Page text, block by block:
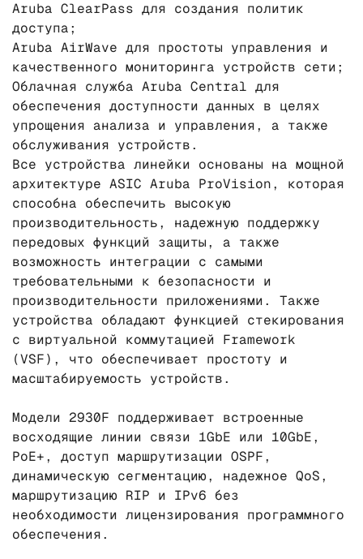
Aruba ClearPass для создания политик
доступа;
Aruba AirWave для простоты управления и
качественного мониторинга устройств сети;
Облачная служба Aruba Central для
обеспечения доступности данных в целях
упрощения анализа и управления, а также
обслуживания устройств.
Все устройства линейки основаны на мощной
архитектуре ASIC Aruba ProVision, которая
способна обеспечить высокую
производительность, надежную поддержку
передовых функций защиты, а также
возможность интеграции с самыми
требовательными к безопасности и
производительности приложениями. Также
устройства обладают функцией стекирования
с виртуальной коммутацией Framework
(VSF), что обеспечивает простоту и
масштабируемость устройств.
Модели 2930F поддерживает встроенные
восходящие линии связи 1GbE или 10GbE,
PoE+, доступ маршрутизации OSPF,
динамическую сегментацию, надежное QoS,
маршрутизацию RIP и IPv6 без
необходимости лицензирования программного
обеспечения.